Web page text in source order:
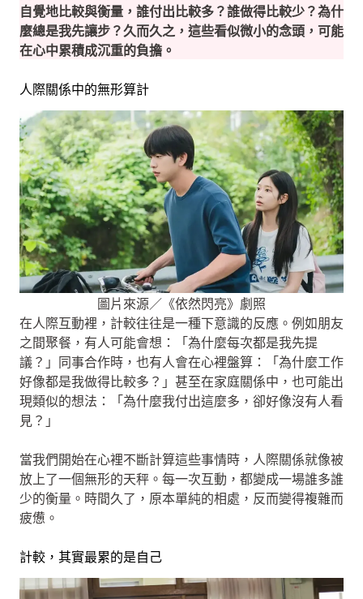
自覺地比較與衡量，誰付出比較多？誰做得比較少？為什
麼總是我先讓步？久而久之，這些看似微小的念頭，可能
在心中累積成沉重的負擔。
人際關係中的無形算計
圖片來源／《依然閃亮》劇照
在人際互動裡，計較往往是一種下意識的反應。例如朋友
之間聚餐，有人可能會想：「為什麼每次都是我先提
議？」同事合作時，也有人會在心裡盤算：「為什麼工作
好像都是我做得比較多？」甚至在家庭關係中，也可能出
現類似的想法：「為什麼我付出這麼多，卻好像沒有人看
見？」
當我們開始在心裡不斷計算這些事情時，人際關係就像被
放上了一個無形的天秤。每一次互動，都變成一場誰多誰
少的衡量。時間久了，原本單純的相處，反而變得複雜而
疲憊。
計較，其實最累的是自己